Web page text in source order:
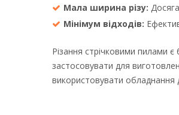
Мала ширина різу:
Мінімум відходів:
Різання стрічковими пилами
застосовувати для
використовувати обладнання